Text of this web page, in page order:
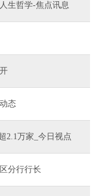
生哲学-焦点讯息
态
2.1万家_今日视点
分行行长